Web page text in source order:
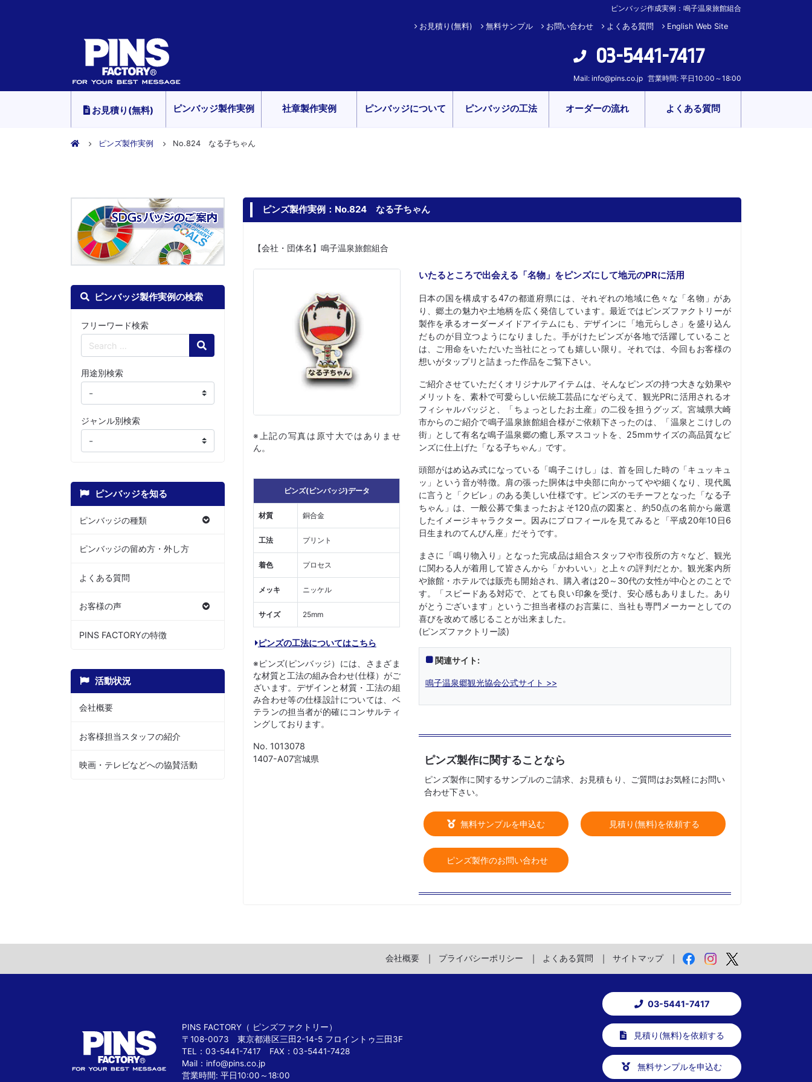
ピンバッジ作成実例：鳴子温泉旅館組合
お見積り(無料) 無料サンプル お問い合わせ よくある質問 English Web Site
03-5441-7417
Mail: info@pins.co.jp 営業時間: 平日10:00～18:00
お見積り(無料) ピンバッジ製作実例 社章製作実例 ピンバッジについて ピンバッジの工法 オーダーの流れ よくある質問
ピンズ製作実例 No.824 なる子ちゃん
ピンバッジ製作実例の検索
フリーワード検索
Search
用途別検索
ジャンル別検索
ピンバッジを知る
ピンバッジの種類
ピンバッジの留め方・外し方
よくある質問
お客様の声
PINS FACTORYの特徴
活動状況
会社概要
お客様担当スタッフの紹介
映画・テレビなどへの協賛活動
ピンズ製作実例：No.824 なる子ちゃん
【会社・団体名】鳴子温泉旅館組合
※上記の写真は原寸大ではありませ
ん。
ピンズ(ピンバッジ)データ
材質 銅合金
工法 プリント
着色 プロセス
メッキ ニッケル
サイズ 25mm
ピンズの工法についてはこちら
※ピンズ(ピンバッジ）には、さまざま
な材質と工法の組み合わせ(仕様）がご
ざいます。デザインと材質・工法の組
み合わせ等の仕様設計については、ベ
テランの担当者が的確にコンサルティ
ングしております。
No. 1013078
1407-A07宮城県
いたるところで出会える「名物」をピンズにして地元のPRに活用
日本の国を構成する47の都道府県には、それぞれの地域に色々な「名物」があ
り、郷土の魅力や土地柄を広く発信しています。最近ではピンズファクトリーが
製作を承るオーダーメイドアイテムにも、デザインに「地元らしさ」を盛り込ん
だものが目立つようになりました。手がけたピンズが各地で活躍していること
は、ご用命をいただいた当社にとっても嬉しい限り。それでは、今回もお客様の
想いがタップリと詰まった作品をご覧下さい。
ご紹介させていただくオリジナルアイテムは、そんなピンズの持つ大きな効果や
メリットを、素朴で可愛らしい伝統工芸品になぞらえて、観光PRに活用されるオ
フィシャルバッジと、「ちょっとしたお土産」の二役を担うグッズ。宮城県大崎
市からのご紹介で鳴子温泉旅館組合様がご依頼下さったのは、「温泉とこけしの
街」として有名な鳴子温泉郷の癒し系マスコットを、25mmサイズの高品質なピ
ンズに仕上げた「なる子ちゃん」です。
頭部がはめ込み式になっている「鳴子こけし」は、首を回した時の「キュッキュ
ッ」という音が特徴。肩の張った胴体は中央部に向かってやや細くなり、現代風
に言うと「クビレ」のある美しい仕様です。ピンズのモチーフとなった「なる子
ちゃん」は、一般公募で集まったおよそ120点の図案と、約50点の名前から厳選
したイメージキャラクター。因みにプロフィールを見てみると「平成20年10日6
日生まれのてんびん座」だそうです。
まさに「鳴り物入り」となった完成品は組合スタッフや市役所の方々など、観光
に関わる人が着用して皆さんから「かわいい」と上々の評判だとか。観光案内所
や旅館・ホテルでは販売も開始され、購入者は20～30代の女性が中心とのことで
す。「スピードある対応で、とても良い印象を受け、安心感もありました。あり
がとうございます」というご担当者様のお言葉に、当社も専門メーカーとしての
喜びを改めて感じることが出来ました。
(ピンズファクトリー談)
関連サイト:
鳴子温泉郷観光協会公式サイト >>
ピンズ製作に関することなら
ピンズ製作に関するサンプルのご請求、お見積もり、ご質問はお気軽にお問い
合わせ下さい。
無料サンプルを申込む 見積り(無料)を依頼する
ピンズ製作のお問い合わせ
会社概要 プライバシーポリシー よくある質問 サイトマップ
PINS FACTORY（ ピンズファクトリー）
〒108-0073 東京都港区三田2-14-5 フロイントゥ三田3F
TEL：03-5441-7417 FAX：03-5441-7428
Mail： info@pins.co.jp
営業時間: 平日10:00～18:00
03-5441-7417
見積り(無料)を依頼する
無料サンプルを申込む